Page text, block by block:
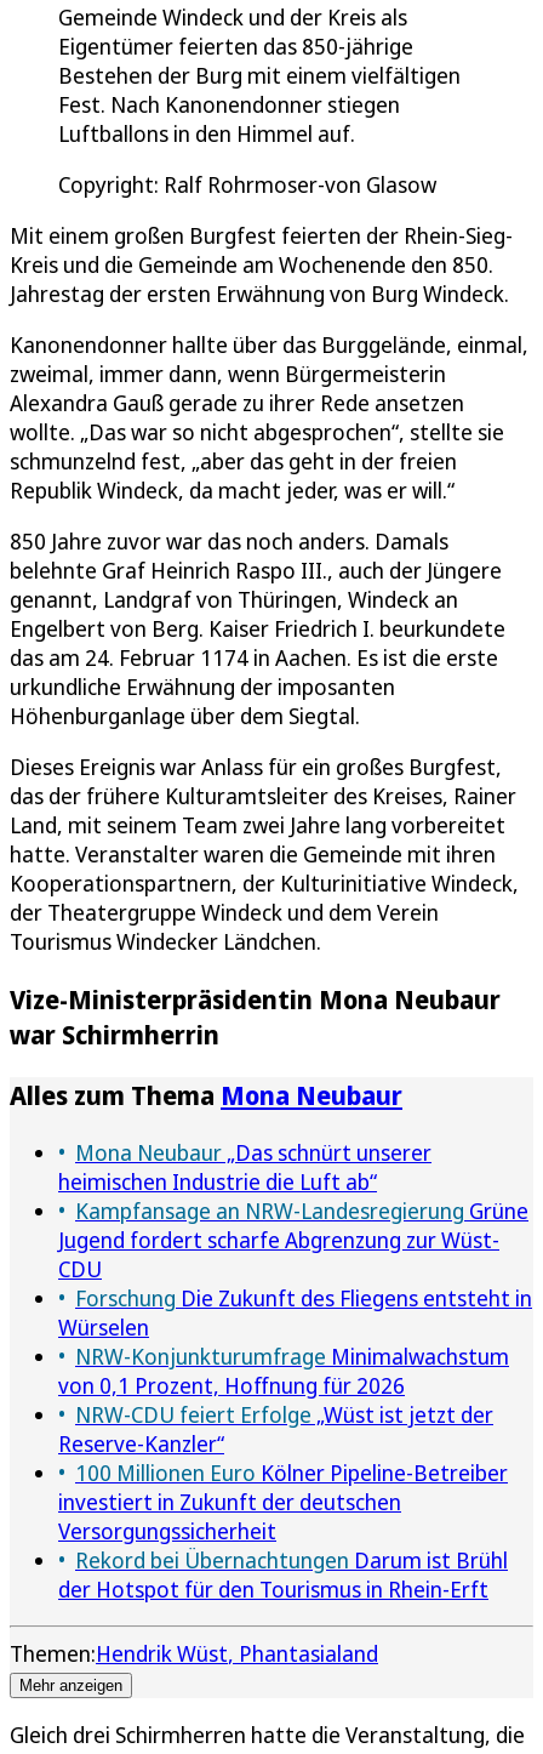
Gemeinde Windeck und der Kreis als
Eigentümer feierten das 850-jährige
Bestehen der Burg mit einem vielfältigen
Fest. Nach Kanonendonner stiegen
Luftballons in den Himmel auf.
Copyright: Ralf Rohrmoser-von Glasow
Mit einem großen Burgfest feierten der Rhein-Sieg-
Kreis und die Gemeinde am Wochenende den 850.
Jahrestag der ersten Erwähnung von Burg Windeck.
Kanonendonner hallte über das Burggelände, einmal,
zweimal, immer dann, wenn Bürgermeisterin
Alexandra Gauß gerade zu ihrer Rede ansetzen
wollte. „Das war so nicht abgesprochen“, stellte sie
schmunzelnd fest, „aber das geht in der freien
Republik Windeck, da macht jeder, was er will.“
850 Jahre zuvor war das noch anders. Damals
belehnte Graf Heinrich Raspo III., auch der Jüngere
genannt, Landgraf von Thüringen, Windeck an
Engelbert von Berg. Kaiser Friedrich I. beurkundete
das am 24. Februar 1174 in Aachen. Es ist die erste
urkundliche Erwähnung der imposanten
Höhenburganlage über dem Siegtal.
Dieses Ereignis war Anlass für ein großes Burgfest,
das der frühere Kulturamtsleiter des Kreises, Rainer
Land, mit seinem Team zwei Jahre lang vorbereitet
hatte. Veranstalter waren die Gemeinde mit ihren
Kooperationspartnern, der Kulturinitiative Windeck,
der Theatergruppe Windeck und dem Verein
Tourismus Windecker Ländchen.
Vize-Ministerpräsidentin Mona Neubaur
war Schirmherrin
Alles zum Thema Mona Neubaur
Mona Neubaur „Das schnürt unserer
heimischen Industrie die Luft ab“
Kampfansage an NRW-Landesregierung Grüne
Jugend fordert scharfe Abgrenzung zur Wüst-
CDU
Forschung Die Zukunft des Fliegens entsteht in
Würselen
NRW-Konjunkturumfrage Minimalwachstum
von 0,1 Prozent, Hoffnung für 2026
NRW-CDU feiert Erfolge „Wüst ist jetzt der
Reserve-Kanzler“
100 Millionen Euro Kölner Pipeline-Betreiber
investiert in Zukunft der deutschen
Versorgungssicherheit
Rekord bei Übernachtungen Darum ist Brühl
der Hotspot für den Tourismus in Rhein-Erft
Themen:Hendrik Wüst Phantasialand
Mehr anzeigen
Gleich drei Schirmherren hatte die Veranstaltung, die